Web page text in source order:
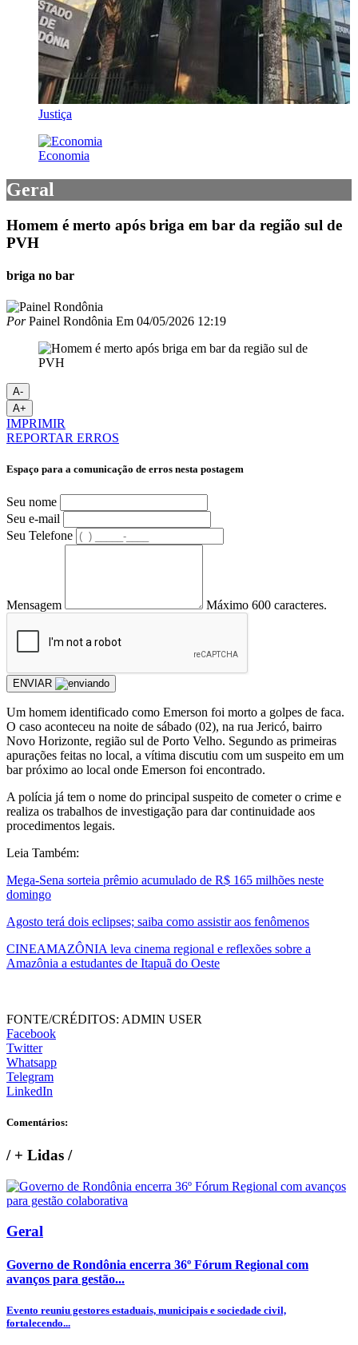
Justiça
Economia
Geral
Homem é merto após briga em bar da região sul de
PVH
briga no bar
PorPainel Rondônia Em 04/05/2026 12:19
A-
A+
IMPRIMIR
REPORTAR ERROS
Espaço para a comunicação de erros nesta postagem
Seu nome
Seu e-mail
Seu Telefone
Mensagem Máximo 600 caracteres.
ENVIAR
Um homem identificado como Emerson foi morto a golpes de faca.
O caso aconteceu na noite de sábado (02), na rua Jericó, bairro
Novo Horizonte, região sul de Porto Velho. Segundo as primeiras
apurações feitas no local, a vítima discutiu com um suspeito em um
bar próximo ao local onde Emerson foi encontrado.
A polícia já tem o nome do principal suspeito de cometer o crime e
realiza os trabalhos de investigação para dar continuidade aos
procedimentos legais.
Leia Também:
Mega-Sena sorteia prêmio acumulado de R$ 165 milhões neste
domingo
Agosto terá dois eclipses; saiba como assistir aos fenômenos
CINEAMAZÔNIA leva cinema regional e reflexões sobre a
Amazônia a estudantes de Itapuã do Oeste
FONTE/CRÉDITOS: ADMIN USER
Facebook
Twitter
Whatsapp
Telegram
LinkedIn
Comentários:
/+ Lidas /
Geral
Governo de Rondônia encerra 36º Fórum Regional com
avanços para gestão...
Evento reuniu gestores estaduais, municipais e sociedade civil,
fortalecendo...